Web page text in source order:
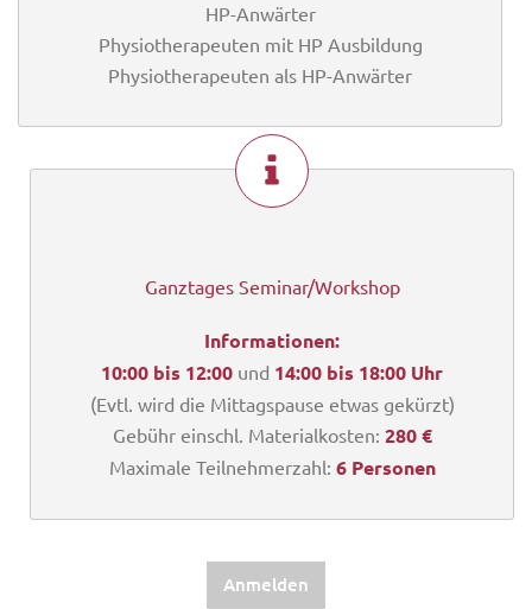
HP-Anwärter
Physiotherapeuten mit HP Ausbildung
Physiotherapeuten als HP-Anwärter
Ganztages Seminar/Workshop
Informationen:
10:00 bis 12:00 und 14:00 bis 18:00 Uhr
(Evtl. wird die Mittagspause etwas gekürzt)
Gebühr einschl. Materialkosten: 280 €
Maximale Teilnehmerzahl: 6 Personen
Anmelden